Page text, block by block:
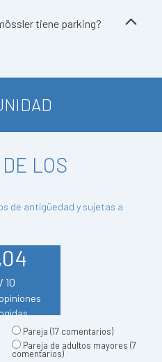
tiene parking?
LOS
de antigüedad y sujetas a
/ 10
Pareja (17 comentarios)
Pareja de adultos mayores (7
comentarios)